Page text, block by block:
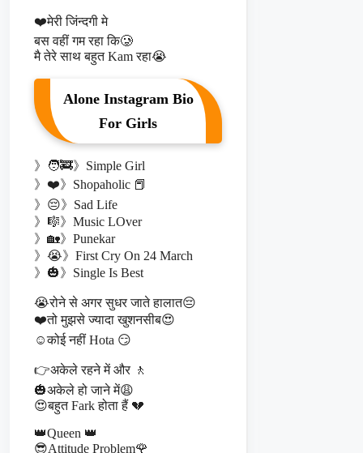
❤️मेरी जिंन्दगी मे
बस वहीं गम रहा कि🥲
मै तेरे साथ बहुत Kam रहा😭
Alone Instagram Bio
For Girls
》🧑‍🚒》Simple Girl
》❤️》Shopaholic 📕
》😔》Sad Life
》🎼》Music LOver
》🏡》Punekar
》😭》First Cry On 24 March
》🎃》Single Is Best
😭रोने से अगर सुधर जाते हालात😔
❤️तो मुझसे ज्यादा खुशनसीब😍
☺️कोई नहीं Hota 😏
👉अकेले रहने में और 🚶
🎃अकेले हो जाने में😩
😍बहुत Fark होता हैं 💔
👑Queen 👑
😎Attitude Problem🌹